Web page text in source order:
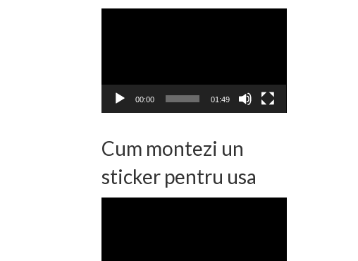
00:00 01:49
Cum montezi un
sticker pentru usa